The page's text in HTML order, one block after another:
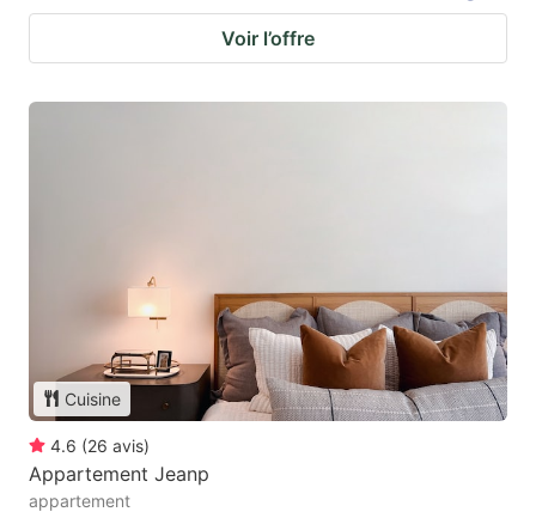
Voir l’offre
Cuisine
4.6 (26 avis)
Appartement Jeanp
appartement